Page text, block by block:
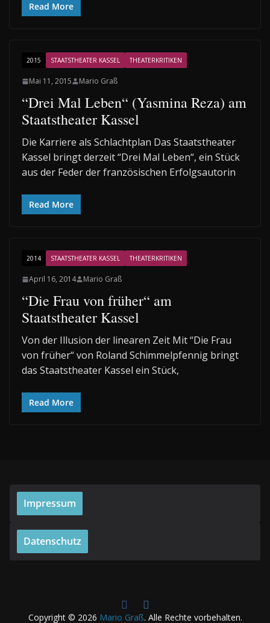
Read More
2015 STAATSTHEATER KASSEL THEATERKRITIKEN
Mai 11, 2015 Mario Graß
“Drei Mal Leben“ (Yasmina Reza) am
Staatstheater Kassel
Die Karriere als Schlachtplan Das Staatstheater
Kassel bringt derzeit “Drei Mal Leben“, ein Stück
aus der Feder der französischen Erfolgsautorin
Read More
2014 STAATSTHEATER KASSEL THEATERKRITIKEN
April 16, 2014 Mario Graß
“Die Frau von früher“ am
Staatstheater Kassel
Von der Illusion der linearen Zeit Mit “Die Frau
von früher“ von Roland Schimmelpfennig bringt
das Staatstheater Kassel ein Stück,
Read More
Impressum
Datenschutz
Copyright © 2026 Mario Graß. Alle Rechte vorbehalten.